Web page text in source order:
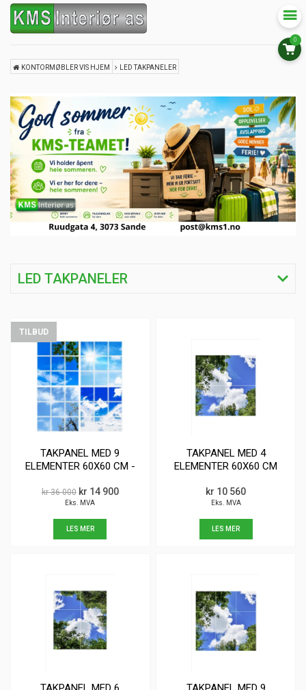
0
KONTORMØBLER VIS HJEM LED TAKPANELER
LED TAKPANELER
TILBUD
TAKPANEL MED 9
ELEMENTER 60X60 CM -
BILDEVARIANTER
kr 36 000 kr 14 900
Eks. MVA
LES MER
TAKPANEL MED 4
ELEMENTER 60X60 CM
kr 10 560
Eks. MVA
LES MER